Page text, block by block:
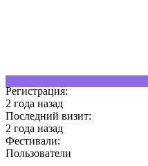
Регистрация:
2 года назад
Последний визит:
2 года назад
Фестивали:
Пользователи